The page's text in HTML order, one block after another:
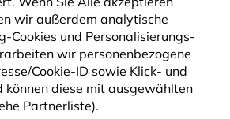
wir außerdem analytische
Cookies und Personalisierungs-
wir personenbezogene
Cookie-ID sowie Klick- und
können diese mit ausgewählten
Partnerliste).